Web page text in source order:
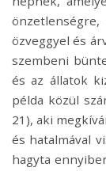
özveggyel és
szembeni
és az állatok
példa közül
21), aki
és hatalmával
hagyta